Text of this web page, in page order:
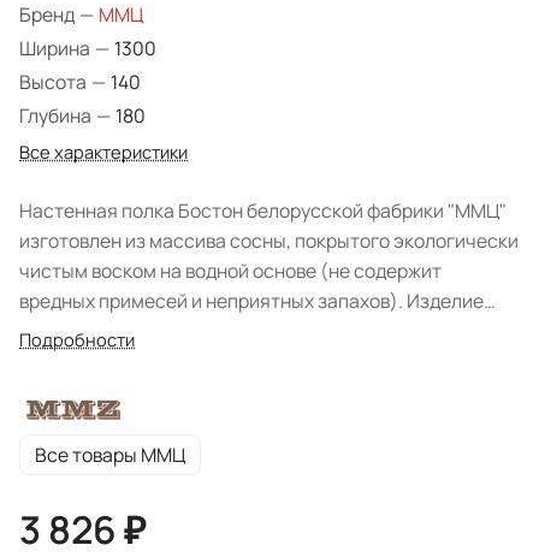
Бренд — ММЦ
Ширина — 1300
Высота — 140
Глубина — 180
Все характеристики
Настенная полка Бостон белорусской фабрики "ММЦ"
изготовлен из массива сосны, покрытого экологически
чистым воском на водной основе (не содержит
вредных примесей и неприятных запахов). Изделие
выполнено в классическом скандинавском стиле с
непосредственно сплошной полки, глубина которой
позволит с удобством разместить декоративные
Модель представлена в трех вариантах цветового
исполнения: "Белый воск", "Белый воск" + "Антик" -
Подробности
Все товары ММЦ
3 826 ₽